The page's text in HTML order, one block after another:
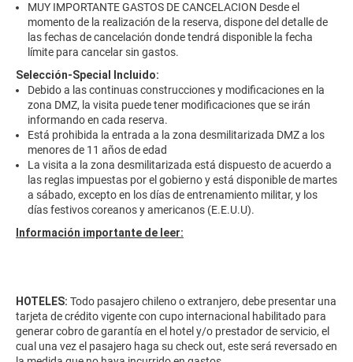
MUY IMPORTANTE GASTOS DE CANCELACION Desde el
momento de la realización de la reserva, dispone del detalle de
las fechas de cancelación donde tendrá disponible la fecha
límite para cancelar sin gastos.
Selección-Special Incluido:
Debido a las continuas construcciones y modificaciones en la
zona DMZ, la visita puede tener modificaciones que se irán
informando en cada reserva.
Está prohibida la entrada a la zona desmilitarizada DMZ a los
menores de 11 años de edad
La visita a la zona desmilitarizada está dispuesto de acuerdo a
las reglas impuestas por el gobierno y está disponible de martes
a sábado, excepto en los días de entrenamiento militar, y los
días festivos coreanos y americanos (E.E.U.U).
Información importante de leer:
HOTELES: Todo pasajero chileno o extranjero, debe presentar una
tarjeta de crédito vigente con cupo internacional habilitado para
generar cobro de garantía en el hotel y/o prestador de servicio, el
cual una vez el pasajero haga su check out, este será reversado en